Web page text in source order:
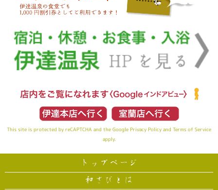
This site is protected by reCAPTCHA and the Google Privacy Policy and Terms of Service
apply.
トップページ
和さびとは